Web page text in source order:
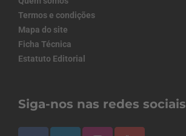
Termos e condições
Mapa do site
Ficha Técnica
Estatuto Editorial
Siga-nos nas redes sociais